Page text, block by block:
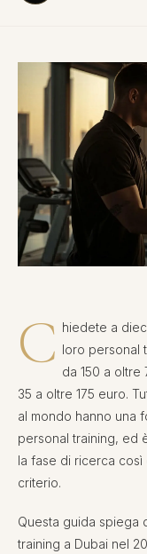
C hiedete a
loro personal
da 150 a oltre
35 a oltre 175 euro.
al mondo hanno una
personal training, ed
la fase di ricerca
criterio.
Questa guida spiega
training a Dubai nel